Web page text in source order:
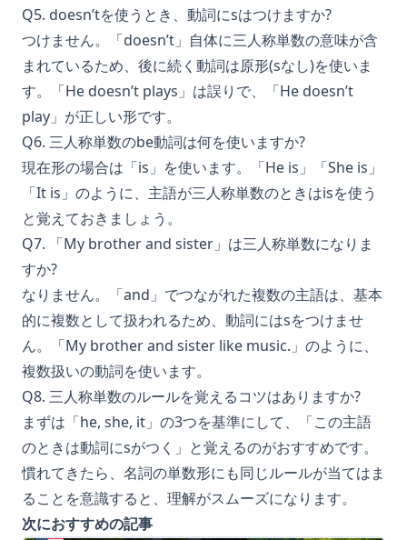
Q5. doesn’tを使うとき、動詞にsはつけますか?
つけません。「doesn’t」自体に三人称単数の意味が含
まれているため、後に続く動詞は原形(sなし)を使いま
す。「He doesn’t plays」は誤りで、「He doesn’t
play」が正しい形です。
Q6. 三人称単数のbe動詞は何を使いますか?
現在形の場合は「is」を使います。「He is」「She is」
「It is」のように、主語が三人称単数のときはisを使う
と覚えておきましょう。
Q7. 「My brother and sister」は三人称単数になりま
すか?
なりません。「and」でつながれた複数の主語は、基本
的に複数として扱われるため、動詞にはsをつけませ
ん。「My brother and sister like music.」のように、
複数扱いの動詞を使います。
Q8. 三人称単数のルールを覚えるコツはありますか?
まずは「he, she, it」の3つを基準にして、「この主語
のときは動詞にsがつく」と覚えるのがおすすめです。
慣れてきたら、名詞の単数形にも同じルールが当てはま
ることを意識すると、理解がスムーズになります。
次におすすめの記事